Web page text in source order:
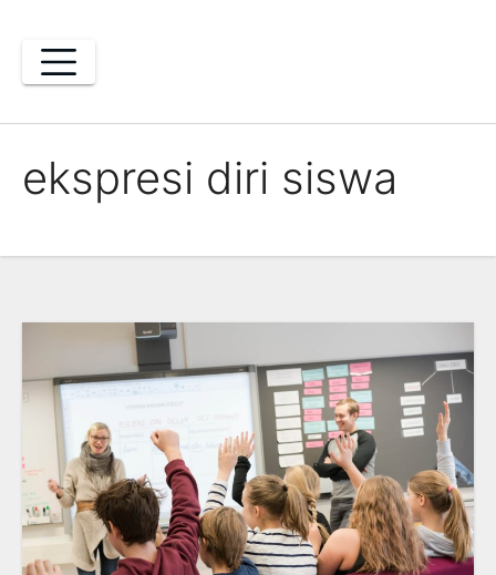
content
ekspresi diri siswa